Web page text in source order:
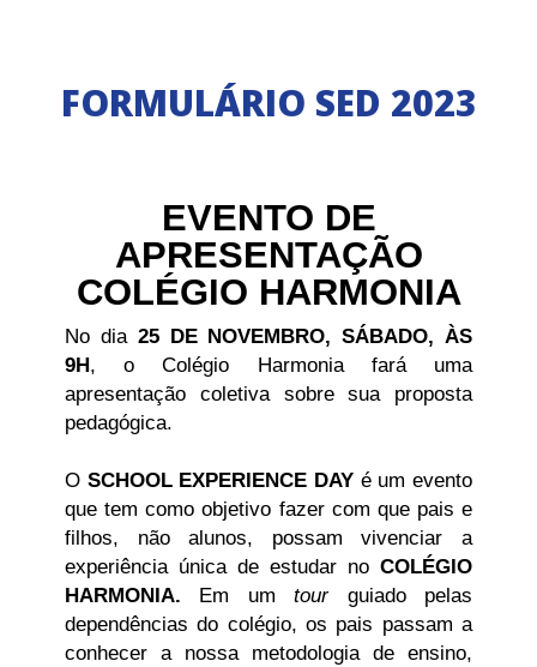
FORMULÁRIO SED 2023
EVENTO DE
APRESENTAÇÃO
COLÉGIO HARMONIA
No dia25 DE NOVEMBRO, SÁBADO, ÀS
9H , o Colégio Harmonia fará uma
apresentação coletiva sobre sua proposta
pedagógica.
O SCHOOL EXPERIENCE DAY é um evento
que tem como objetivo fazer com que pais e
filhos, não alunos, possam vivenciar a
experiência única de estudar no COLÉGIO
HARMONIA. Em umtourguiado pelas
dependências do colégio, os pais passam a
conhecer a nossa metodologia de ensino,